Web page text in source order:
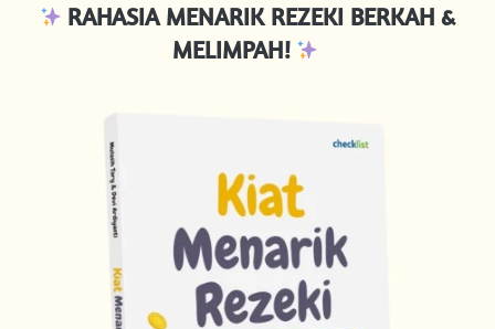
RAHASIA MENARIK REZEKI BERKAH &
MELIMPAH!